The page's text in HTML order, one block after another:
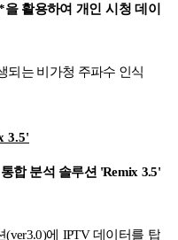
을 활용하여 개인 시청 데이
되는 비가청 주파수 인식
3.5'
합 분석 솔루션 'Remix 3.5'
에 IPTV 데이터를 탑